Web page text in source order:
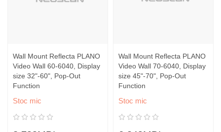
Wall Mount Reflecta PLANO
Video Wall 60-6040, Display
size 32"-60", Pop-Out
Function
Stoc mic
Wall Mount Reflecta PLANO
Video Wall 70-6040, Display
size 45"-70", Pop-Out
Function
Stoc mic